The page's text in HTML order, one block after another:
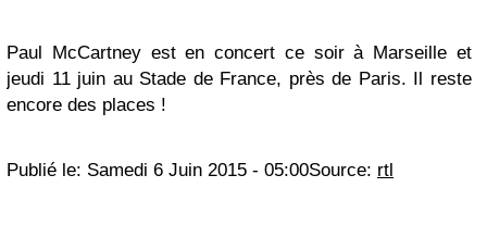
Paul McCartney est en concert ce soir à Marseille et
jeudi 11 juin au Stade de France, près de Paris. Il reste
encore des places !
Publié le: Samedi 6 Juin 2015 - 05:00Source: rtl